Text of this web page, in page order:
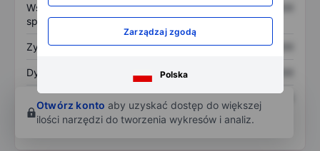
Zarządzaj zgodą
Polska
Współczynnik cena do
sprzedaży
XXXXXXX XXXXXXX
Zysk na akcję XXXXXXX XXXXXXX
Dywidenda na akcję XXXXXXX
własnego
Otwórz konto aby uzyskać dostęp do większej
ilości narzędzi do tworzenia wykresów i analiz.